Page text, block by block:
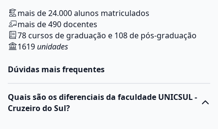
mais de 24.000 alunos matriculados
mais de 490 docentes
78 cursos de graduação e 108 de pós-graduação
1619unidades
Dúvidas mais frequentes
Quais são os diferenciais da faculdade UNICSUL -
Cruzeiro do Sul?